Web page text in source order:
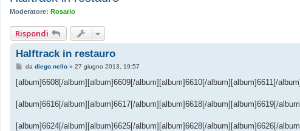
Moderatore: Rosario
Rispondi
Halftrack in restauro
M
s
g
o
da diego.nello» 27 giugno 2013, 19:57
[album]6608[/album][album]6609[/album][album]6610[/album][album]6611[/
[album]6616[/album][album]6617[/album][album]6618[/album][album]6619[/
[album]6624[/album][album]6625[/album][album]6628[/album][album]6626[/